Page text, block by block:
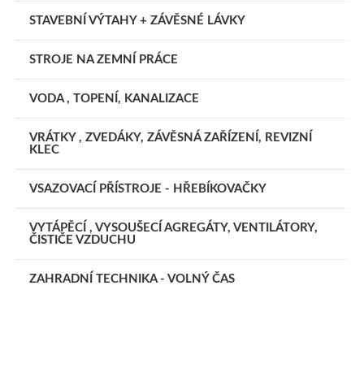
STAVEBNÍ VÝTAHY + ZÁVĚSNÉ LÁVKY
STROJE NA ZEMNÍ PRÁCE
VODA , TOPENÍ, KANALIZACE
VRÁTKY , ZVEDÁKY, ZÁVĚSNÁ ZAŘÍZENÍ, REVIZNÍ
KLEC
VSAZOVACÍ PŘÍSTROJE - HŘEBÍKOVAČKY
VYTÁPĚCÍ , VYSOUŠECÍ AGREGÁTY, VENTILÁTORY,
ČISTIČE VZDUCHU
ZAHRADNÍ TECHNIKA - VOLNÝ ČAS